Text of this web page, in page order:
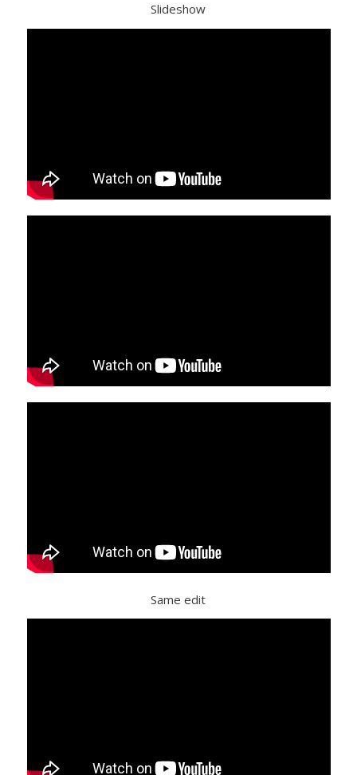
Slideshow
Same edit